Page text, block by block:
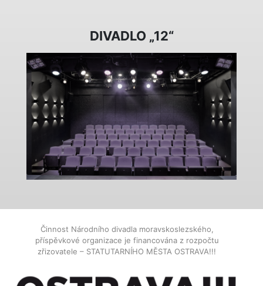
DIVADLO „12“
Činnost Národního divadla moravskoslezského,
příspěvkové organizace je financována z rozpočtu
zřizovatele – STATUTARNÍHO MĚSTA OSTRAVA!!!